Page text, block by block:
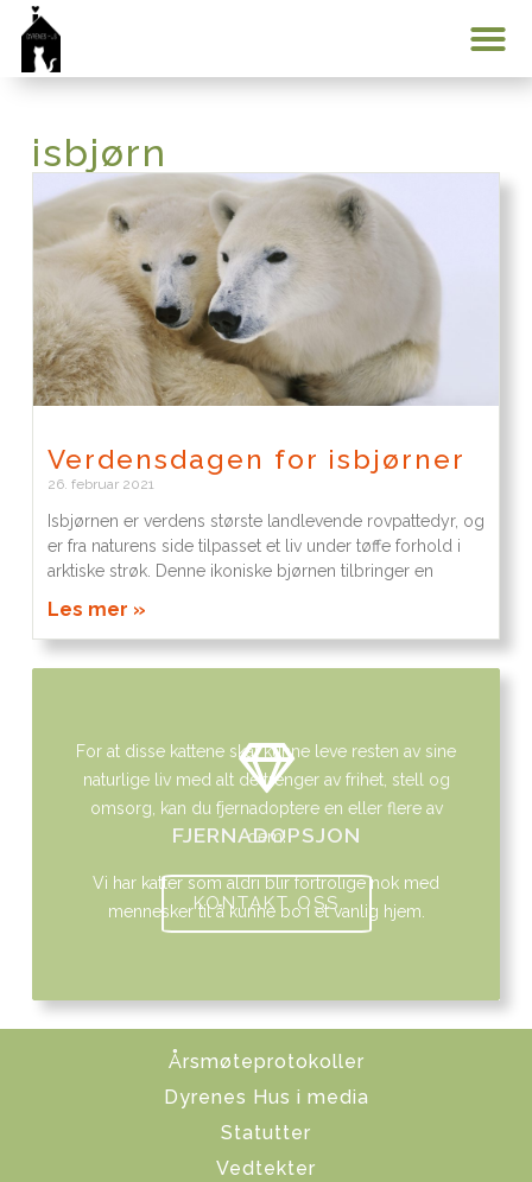
isbjørn
Verdensdagen for isbjørner
26. februar 2021
Isbjørnen er verdens største landlevende rovpattedyr, og
er fra naturens side tilpasset et liv under tøffe forhold i
arktiske strøk. Denne ikoniske bjørnen tilbringer en
Les mer »
FJERNADOPSJON
Vi har katter som aldri blir fortrolige nok med
mennesker til å kunne bo i et vanlig hjem.
For at disse kattene skal kunne leve resten av sine
naturlige liv med alt de trenger av frihet, stell og
omsorg, kan du fjernadoptere en eller flere av
dem!
KONTAKT OSS
Årsmøteprotokoller
Dyrenes Hus i media
Statutter
Vedtekter